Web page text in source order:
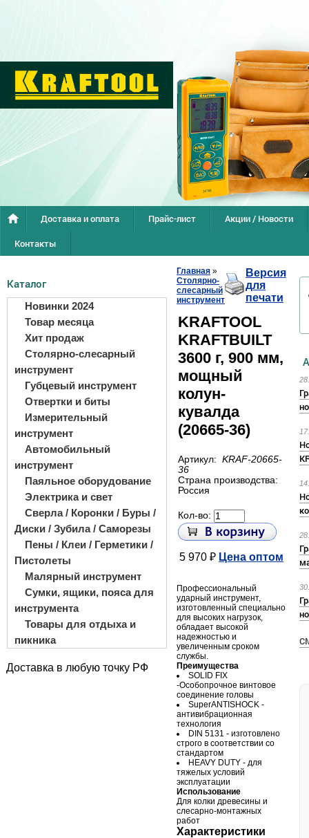
Доставка и оплата Прайс-лист
Акции / Новости
Контакты
Каталог
Новинки 2024
Товар месяца
Хит продаж
Столярно-слесарный
инструмент
Губцевый инструмент
Отвертки и биты
Измерительный
инструмент
Автомобильный
инструмент
Паяльное оборудование
Электрика и свет
Сверла / Коронки / Буры /
Диски / Зубила / Саморезы
Пены / Клеи / Герметики /
Пистолеты
Малярный инструмент
Сумки, ящики, пояса для
инструмента
Товары для отдыха и
пикника
Доставка в любую точку РФ
Главная »
Столярно-
слесарный
инструмент
Версия
для
печати
KRAFTOOL
KRAFTBUILT
3600 г, 900 мм,
мощный
колун-
кувалда
(20665-36)
Артикул: KRAF-20665-
36
Страна производства:
Россия
Кол-во:
5 970 ₽ Цена оптом
Профессиональный
ударный инструмент,
изготовленный специально
для высоких нагрузок,
обладает высокой
надежностью и
увеличенным сроком
службы.
Преимущества
SOLID FIX
-Особопрочное винтовое
соединение головы
SuperANTISHOCK -
антивибрационная
технология
DIN 5131 - изготовлено
строго в соответствии со
стандартом
HEAVY DUTY - для
тяжелых условий
эксплуатации
Использование
Для колки древесины и
слесарно-монтажных
работ
Характеристики